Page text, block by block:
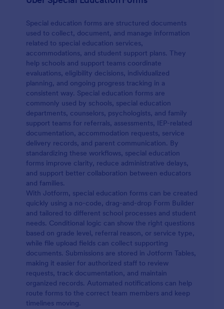
Special education forms are structured documents
used to collect, document, and manage information
related to special education services,
accommodations, and student support plans. They
help schools and support teams coordinate
evaluations, eligibility decisions, individualized
planning, and ongoing progress tracking in a
consistent way. Special education forms are
commonly used by schools, special education
departments, counselors, psychologists, and family
support teams for referrals, assessments, IEP-related
documentation, accommodation requests, service
delivery records, and parent communication. By
standardizing these workflows, special education
forms improve clarity, reduce administrative delays,
and support better collaboration between educators
and families.
With Jotform, special education forms can be created
quickly using a no-code, drag-and-drop Form Builder
and tailored to different school processes and student
needs. Conditional logic can show the right questions
based on grade level, referral reason, or service type,
while file upload fields can collect supporting
documents. Submissions are stored in Jotform Tables,
making it easier for authorized staff to review
requests, track documentation, and maintain
organized records. Automated notifications can help
route forms to the correct team members and keep
timelines moving.